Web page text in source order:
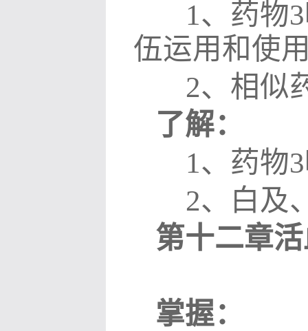
1、药物3
伍运用和使
2、相似
了解：
1、药物3
2、白及
第十二章
掌握：